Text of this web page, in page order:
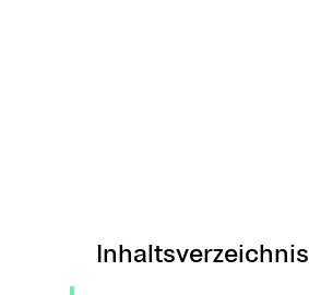
Inhaltsverzeichnis